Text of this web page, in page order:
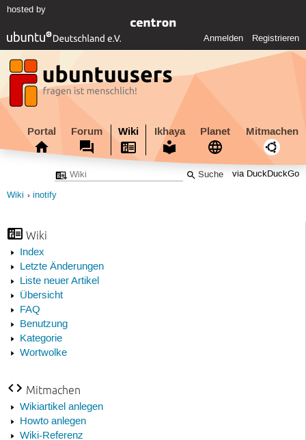
hosted by
Anmelden Registrieren
Portal Forum Wiki Ikhaya Planet Mitmachen
via DuckDuckGo
Wiki inotify
Wiki
Index
Letzte Änderungen
Liste neuer Artikel
Übersicht
FAQ
Benutzung
Kategorie
Wortwolke
Mitmachen
Wikiartikel anlegen
Howto anlegen
Wiki-Referenz